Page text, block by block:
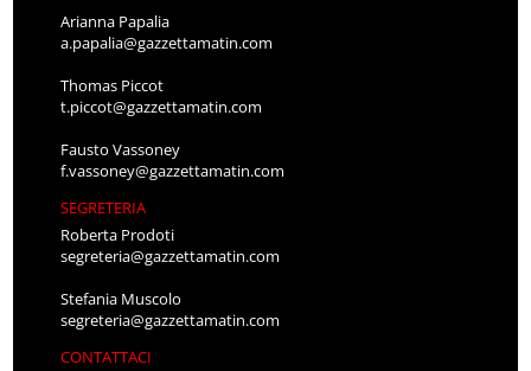
Arianna Papalia
a.papalia@gazzettamatin.com
Thomas Piccot
t.piccot@gazzettamatin.com
Fausto Vassoney
f.vassoney@gazzettamatin.com
SEGRETERIA
Roberta Prodoti
segreteria@gazzettamatin.com
Stefania Muscolo
segreteria@gazzettamatin.com
CONTATTACI